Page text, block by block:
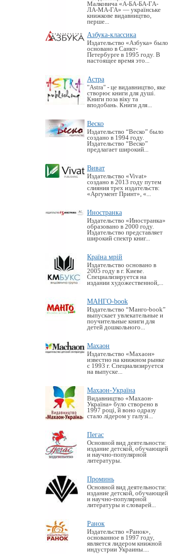
Малковича «А-БА-БА-ГА-
ЛА-МА-ГА» — українське
книжкове видавництво,
перше...
Азбука-классика
Издательство «Азбука» было
основано в Санкт-
Петербурге в 1995 году. В
настоящее время это...
Астра
"Astra" - це видавництво, яке
створює книги для душі.
Книги поза віку та
вподобань. Книги для...
Веско
Издательство “Веско” было
создано в 1994 году.
Издательство “Веско”
предлагает широкий...
Виват
Издательство «Vivat»
создано в 2013 году путем
слияния трех издательств:
«Аргумент Принт», «...
Иностранка
Издательство «Иностранка»
образовано в 2000 году.
Издательство представляет
широкий спектр книг...
Країна мрій
Издательство основано в
2005 году в г. Киеве.
Специализируется на
издании художественной,...
МАНГО-book
Издательство “Манго-book”
выпускает увлекательные и
поучительные книги для
детей дошкольного...
Махаон
Издательство «Махаон»
известно на книжном рынке
с 1993 г. Специализируется
на выпуске...
Махаон-Україна
Видавництво «Махаон-
Україна» було створено в
1997 році, й воно одразу
стало лідером у галузі...
Пегас
Основной вид деятельности:
издание детской, обучающей
и научно-популярной
литературы.
Проминь
Основной вид деятельности:
издание детской, обучающей
и научно-популярной
литературы и словарей...
Ранок
Издательство «Ранок»,
основанное в 1997 году,
является лидером книжной
индустрии Украины....